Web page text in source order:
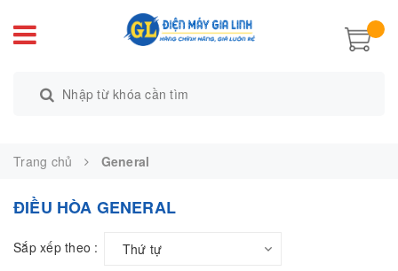
Trang chủ General
ĐIỀU HÒA GENERAL
Sắp xếp theo : Thứ tự